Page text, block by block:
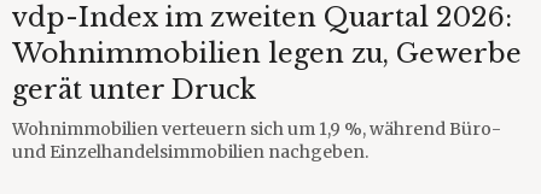
vdp-Index im zweiten Quartal 2026:
Wohnimmobilien legen zu, Gewerbe
gerät unter Druck
Wohnimmobilien verteuern sich um 1,9 %, während Büro-
und Einzelhandelsimmobilien nachgeben.